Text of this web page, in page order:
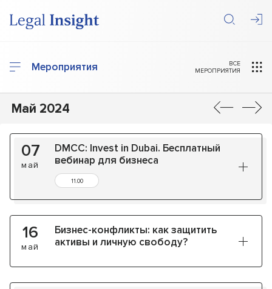
Мероприятия
ВСЕ
МЕРОПРИЯТИЯ
Май 2024
07
май
DMCC: Invest in Dubai. Бесплатный
вебинар для бизнеса
11.00
16
май
Бизнес-конфликты: как защитить
активы и личную свободу?